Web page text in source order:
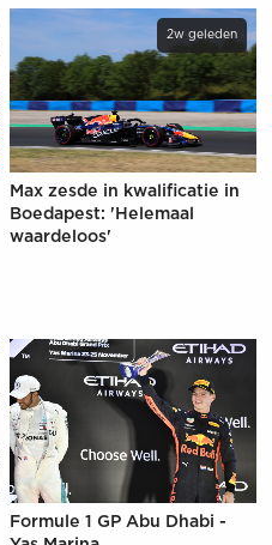
2w geleden
Max zesde in kwalificatie in
Boedapest: 'Helemaal
waardeloos'
Formule 1 GP Abu Dhabi -